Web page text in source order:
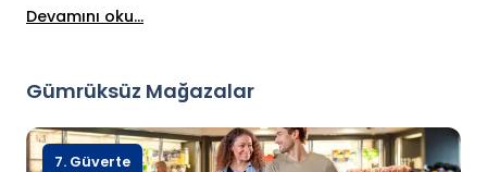
uzakta sakin bir mola verebilirler. Yol boyunca biraz
Devamını oku...
Gümrüksüz Mağazalar
7. Güverte